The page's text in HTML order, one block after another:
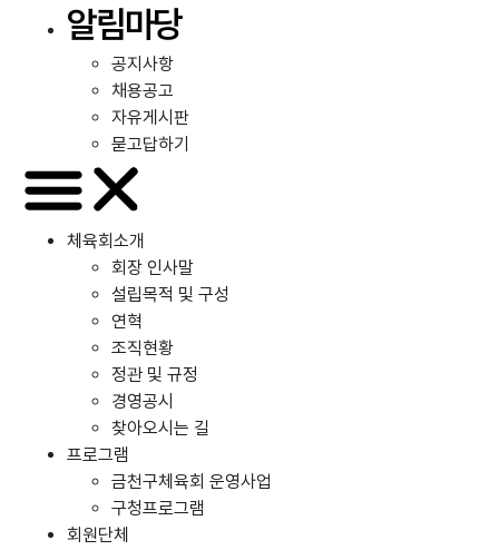
알림마당
공지사항
채용공고
자유게시판
묻고답하기
체육회소개
회장 인사말
설립목적 및 구성
연혁
조직현황
정관 및 규정
경영공시
찾아오시는 길
프로그램
금천구체육회 운영사업
구청프로그램
회원단체